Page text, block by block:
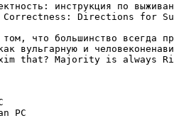
инструкция по
Directions for
что большинство всегда
вульгарную и
that? Majority is always
PC